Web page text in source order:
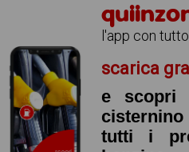
l'app con
scarica
e scopri
cisternino
tutti i